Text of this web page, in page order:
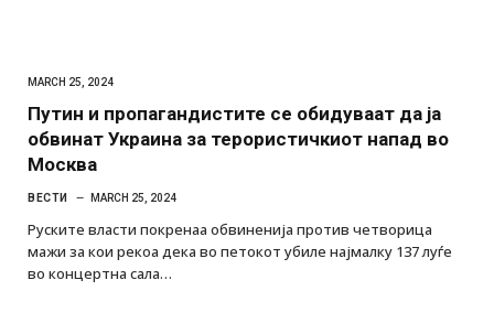
MARCH 25, 2024
Путин и пропагандистите се обидуваат да ја
обвинат Украина за терористичкиот напад во
Москва
ВЕСТИ MARCH 25, 2024
Руските власти покренаа обвиненија против четворица
мажи за кои рекоа дека во петокот убиле најмалку 137 луѓе
во концертна сала…